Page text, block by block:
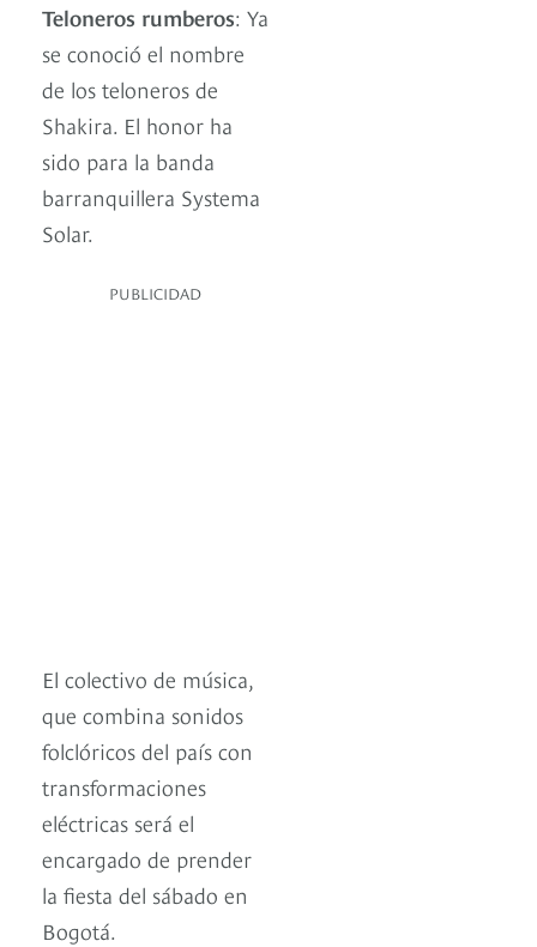
Teloneros rumberos: Ya
se conoció el nombre
de los teloneros de
Shakira. El honor ha
sido para la banda
barranquillera Systema
Solar.
PUBLICIDAD
El colectivo de música,
que combina sonidos
folclóricos del país con
transformaciones
eléctricas será el
encargado de prender
la fiesta del sábado en
Bogotá.